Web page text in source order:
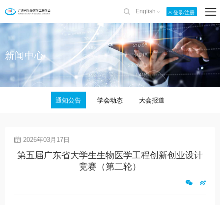
English 登录/注册
新闻中心
通知公告 学会动态 大会报道
2026年03月17日
第五届广东省大学生生物医学工程创新创业设计
竞赛（第二轮）